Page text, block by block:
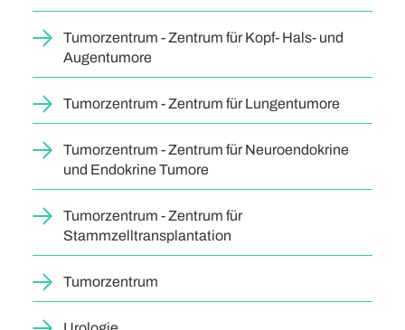
Tumorzentrum - Zentrum für Kopf- Hals- und
Augentumore
Tumorzentrum - Zentrum für Lungentumore
Tumorzentrum - Zentrum für Neuroendokrine
und Endokrine Tumore
Tumorzentrum - Zentrum für
Stammzelltransplantation
Tumorzentrum